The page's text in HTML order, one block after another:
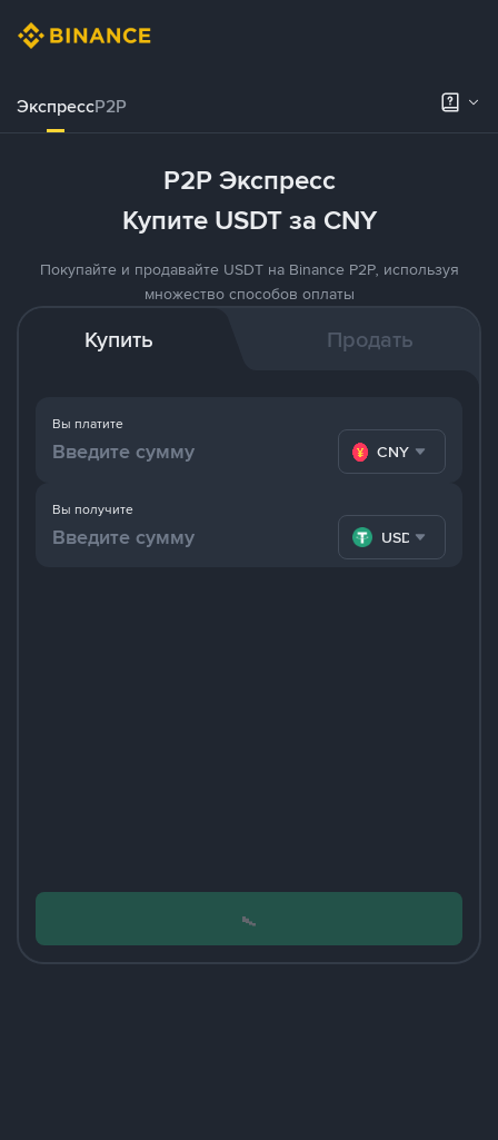
ЭкспрессP2P
P2P Экспресс
Купите USDT за CNY
Покупайте и продавайте USDT на Binance P2P, используя
множество способов оплаты
Купить Продать
Вы платите
CNY
Вы получите
USDT